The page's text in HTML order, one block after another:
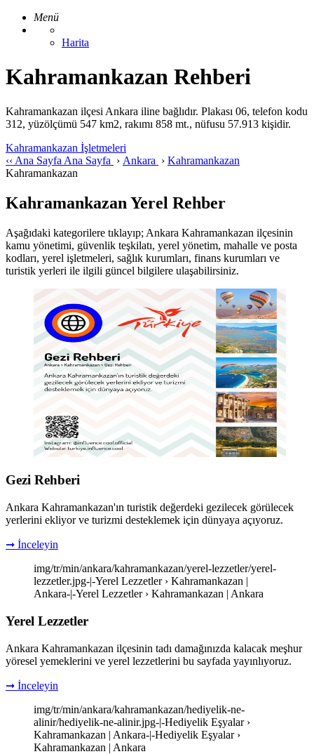
Menü
Harita
Kahramankazan Rehberi
Kahramankazan ilçesi Ankara iline bağlıdır. Plakası 06, telefon kodu
312, yüzölçümü 547 km2, rakımı 858 mt., nüfusu 57.913 kişidir.
Kahramankazan İşletmeleri
‹‹ Ana Sayfa Ana Sayfa › Ankara › Kahramankazan
Kahramankazan
Kahramankazan Yerel Rehber
Aşağıdaki kategorilere tıklayıp; Ankara Kahramankazan ilçesinin
kamu yönetimi, güvenlik teşkilatı, yerel yönetim, mahalle ve posta
kodları, yerel işletmeleri, sağlık kurumları, finans kurumları ve
turistik yerleri ile ilgili güncel bilgilere ulaşabilirsiniz.
Gezi Rehberi
Ankara Kahramankazan'ın turistik değerdeki gezilecek görülecek
yerlerini ekliyor ve turizmi desteklemek için dünyaya açıyoruz.
➞ İnceleyin
img/tr/min/ankara/kahramankazan/yerel-lezzetler/yerel-
lezzetler.jpg-|-Yerel Lezzetler › Kahramankazan |
Ankara-|-Yerel Lezzetler › Kahramankazan | Ankara
Yerel Lezzetler
Ankara Kahramankazan ilçesinin tadı damağınızda kalacak meşhur
yöresel yemeklerini ve yerel lezzetlerini bu sayfada yayınlıyoruz.
➞ İnceleyin
img/tr/min/ankara/kahramankazan/hediyelik-ne-
alinir/hediyelik-ne-alinir.jpg-|-Hediyelik Eşyalar ›
Kahramankazan | Ankara-|-Hediyelik Eşyalar ›
Kahramankazan | Ankara